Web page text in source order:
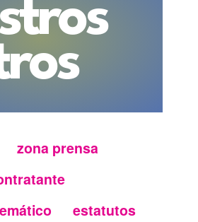
zona prensa
estatutos